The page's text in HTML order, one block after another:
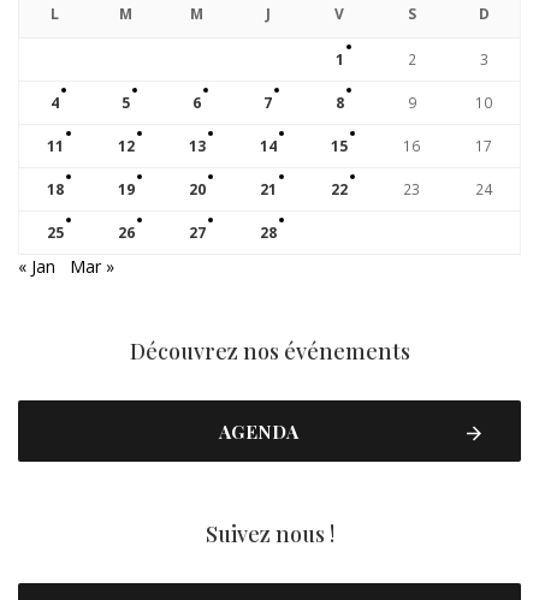
L M M J V S D
1 2 3
4 5 6 7 8 9 10
11 12 13 14 15 16 17
18 19 20 21 22 23 24
25 26 27 28
« Jan Mar »
Découvrez nos événements
AGENDA
Suivez nous !